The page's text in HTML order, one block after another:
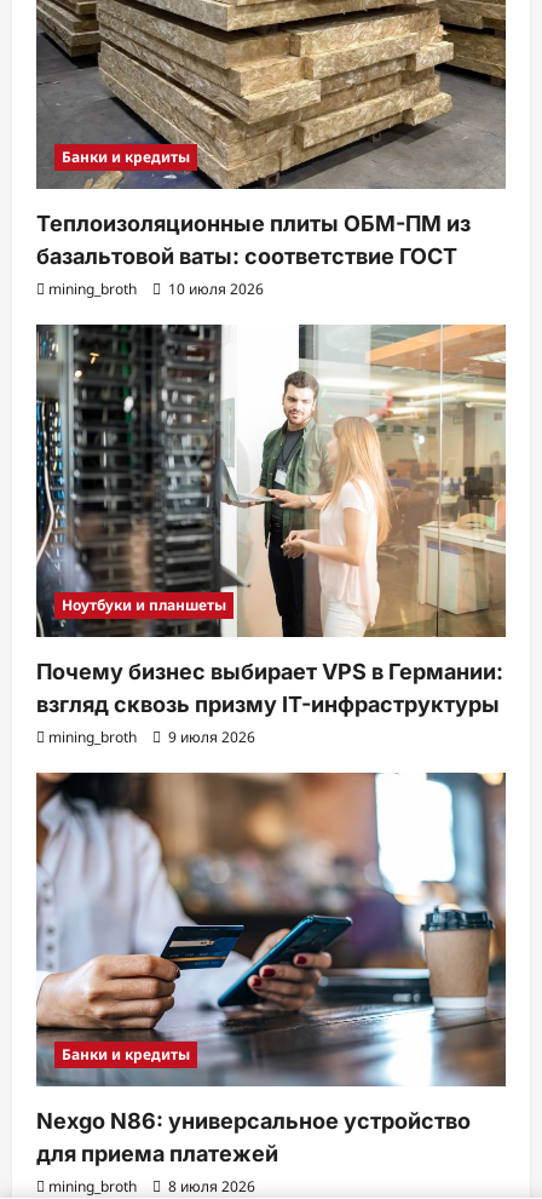
Банки и кредиты
Теплоизоляционные плиты ОБМ-ПМ из
базальтовой ваты: соответствие ГОСТ
mining_broth 10 июля 2026
Ноутбуки и планшеты
Почему бизнес выбирает VPS в Германии:
взгляд сквозь призму IT-инфраструктуры
mining_broth 9 июля 2026
Банки и кредиты
Nexgo N86: универсальное устройство
для приема платежей
mining_broth 8 июля 2026